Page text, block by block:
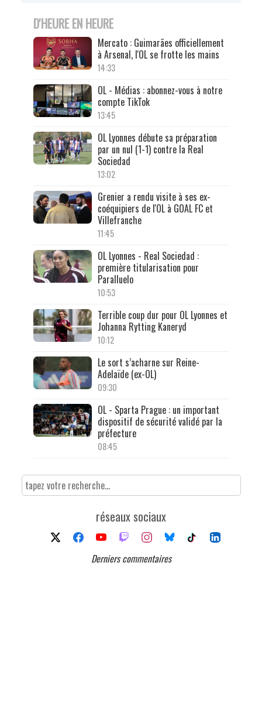
D'HEURE EN HEURE
Mercato : Guimarães officiellement
à Arsenal, l'OL se frotte les mains
14:33
OL - Médias : abonnez-vous à notre
compte TikTok
13:45
OL Lyonnes débute sa préparation
par un nul (1-1) contre la Real
Sociedad
13:02
Grenier a rendu visite à ses ex-
coéquipiers de l'OL à GOAL FC et
Villefranche
11:45
OL Lyonnes - Real Sociedad :
première titularisation pour
Paralluelo
10:53
Terrible coup dur pour OL Lyonnes et
Johanna Rytting Kaneryd
10:12
Le sort s’acharne sur Reine-
Adelaïde (ex-OL)
09:30
OL - Sparta Prague : un important
dispositif de sécurité validé par la
préfecture
08:45
réseaux sociaux
Derniers commentaires